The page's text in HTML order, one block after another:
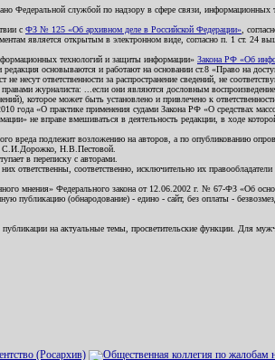
Федеральной службой по надзору в сфере связи, информационных
с ФЗ № 125 «Об архивном деле в Российской Федерации» ,
является открытым в электронном виде, согласно п. 1 ст. 24
технологий и защиты информации» Закона РФ «Об
редакция основываются и работают на основании ст.8 «Право на
ответственности за распространение сведений, не
журналиста: ...если они являются дословным
которое может быть установлено и привлечено к
«О практике применения судами Закона РФ «О средствах
не вправе вмешиваться в деятельность редакции, в ходе
вреда подлежит возложению на авторов, а по опубликованию
С.И.Дорожко, Н.В.Пестовой.
в переписку с авторами.
ответственны, соответственно, исключительно их
мнения» Федерального закона от 12.06.2002 г. № 67-ФЗ «Об
публикацию (обнародование) - едино - сайт, без оплаты -
на актуальные темы, просветительские функции. Для